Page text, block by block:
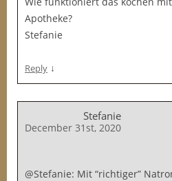
Apotheke?
Stefanie
Reply ↓
Stefanie
December 31st, 2020
@Stefanie: Mit “richtiger”